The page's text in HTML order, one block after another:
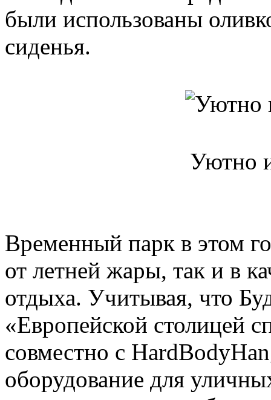
были использованы
сиденья.
Уютно
Временный парк в этом
от летней жары, так и в
отдыха. Учитывая, что
«Европейской столицей
совместно с
оборудование для